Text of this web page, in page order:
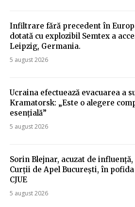
Infiltrare fără precedent în
dotată cu explozibil Semtex a
Leipzig, Germania.
5 august 2026
Ucraina efectuează evacuarea a
Kramatorsk: „Este o alegere
esențială”
5 august 2026
Sorin Blejnar, acuzat de
Curții de Apel București, în
CJUE
5 august 2026